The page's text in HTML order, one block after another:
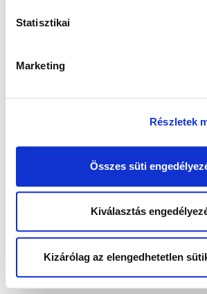
Statisztikai
Marketing
Részletek
Összes süti
Kiválasztás
Kizárólag az elengedhetetlen